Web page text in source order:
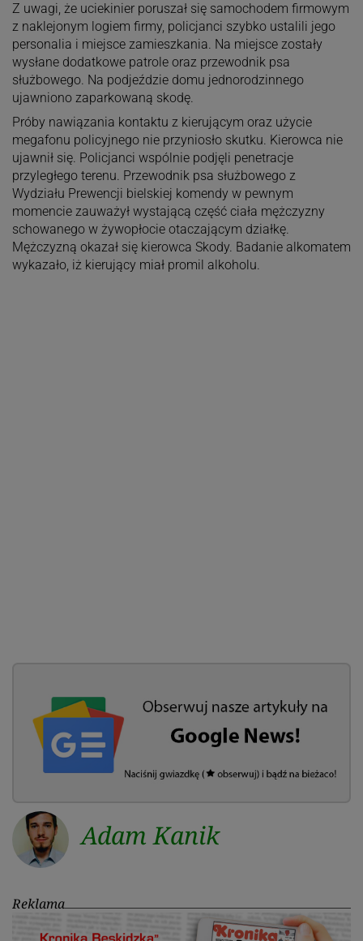
Z uwagi, że uciekinier poruszał się samochodem firmowym
z naklejonym logiem firmy, policjanci szybko ustalili jego
personalia i miejsce zamieszkania. Na miejsce zostały
wysłane dodatkowe patrole oraz przewodnik psa
służbowego. Na podjeździe domu jednorodzinnego
ujawniono zaparkowaną skodę.
Próby nawiązania kontaktu z kierującym oraz użycie
megafonu policyjnego nie przyniosło skutku. Kierowca nie
ujawnił się. Policjanci wspólnie podjęli penetracje
przyległego terenu. Przewodnik psa służbowego z
Wydziału Prewencji bielskiej komendy w pewnym
momencie zauważył wystającą część ciała mężczyzny
schowanego w żywopłocie otaczającym działkę.
Mężczyzną okazał się kierowca Skody. Badanie alkomatem
wykazało, iż kierujący miał promil alkoholu.
Adam Kanik
Reklama